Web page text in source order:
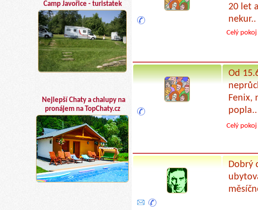
Camp Javořice - turistatek
Nejlepší Chaty a chalupy na
pronájem na TopChaty.cz
20 let
nekur..
Celý pokoj
Od
Fenix,
popla..
Celý pokoj
Dobrý